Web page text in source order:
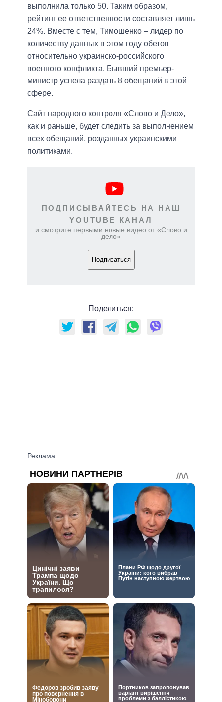
выполнила только 50. Таким образом,
рейтинг ее ответственности составляет лишь
24%. Вместе с тем, Тимошенко – лидер по
количеству данных в этом году обетов
относительно украинско-российского
военного конфликта. Бывший премьер-
министр успела раздать 8 обещаний в этой
сфере.
Сайт народного контроля «Слово и Дело»,
как и раньше, будет следить за выполнением
всех обещаний, розданных украинскими
политиками.
ПОДПИСЫВАЙТЕСЬ НА НАШ
YOUTUBE КАНАЛ
и смотрите первыми новые видео от «Слово и
дело»
Подписаться
Поделиться: